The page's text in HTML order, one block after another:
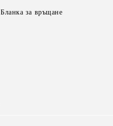
Бланка за връщане